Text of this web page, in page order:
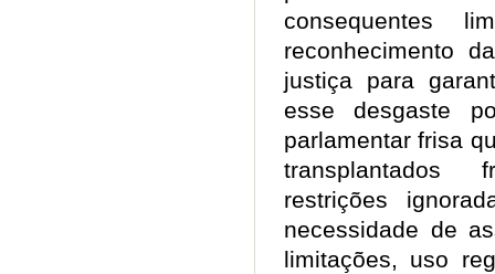
consequentes
reconhecimento
justiça para
esse desgaste
parlamentar frisa
transplantados
restrições
necessidade de
limitações, uso